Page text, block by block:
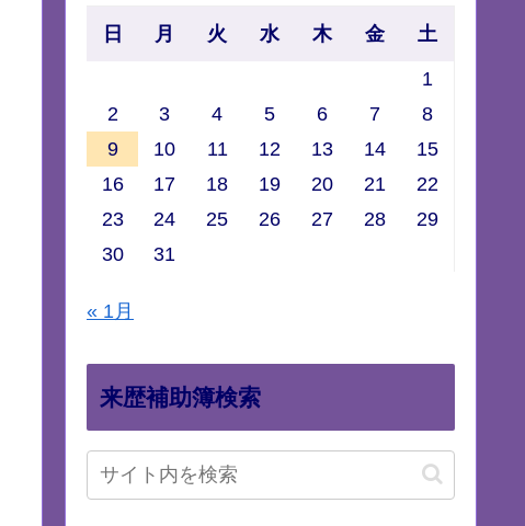
日 月 火 水 木 金 土
1
2
3 4 5 6 7
8
9
10 11 12 13 14
15
16
17 18 19 20 21
22
23
24 25 26 27 28
29
30
31
« 1月
来歴補助簿検索